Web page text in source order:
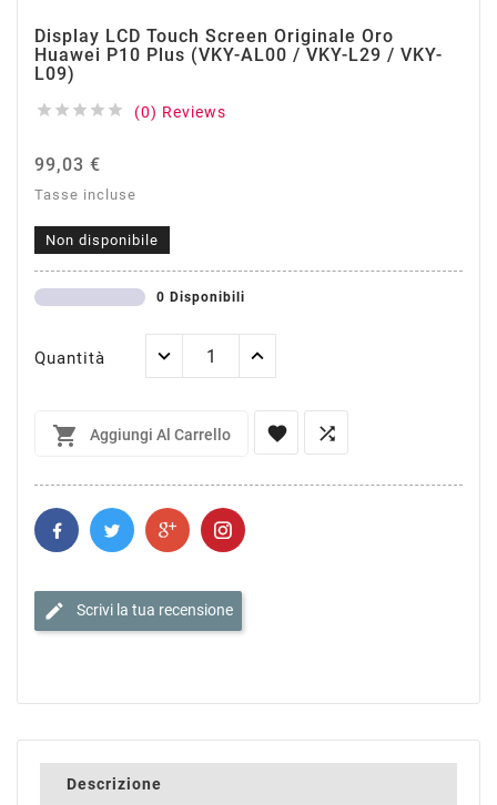
Display LCD Touch Screen Originale Oro
Huawei P10 Plus (VKY-AL00 / VKY-L29 / VKY-
L09)
     (0) Reviews
99,03 €
Tasse incluse
Non disponibile
0 Disponibili
Quantità
 Aggiungi Al Carrello  
edit Scrivi la tua recensione
Descrizione